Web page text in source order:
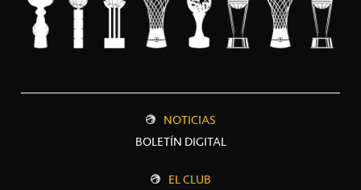
NOTICIAS
BOLETÍN DIGITAL
EL CLUB